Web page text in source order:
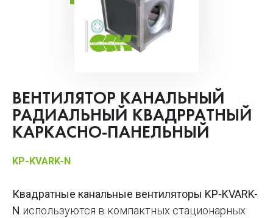
ВЕНТИЛЯТОР КАНАЛЬНЫЙ
РАДИАЛЬНЫЙ КВАДРРАТНЫЙ
КАРКАСНО-ПАНЕЛЬНЫЙ
KP-KVARK-N
Квадратные канальные вентиляторы KP-KVARK-
N используются в компактных стационарных